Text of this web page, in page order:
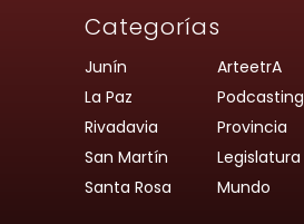
Categorías
Junín
La Paz
Rivadavia
San Martín
Santa Rosa
ArteetrA
Podcasting
Provincia
Legislatura
Mundo